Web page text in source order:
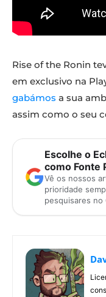
Rise of the Ronin
em exclusivo na
gabámos a sua
assim como o seu
Escolhe o
como Fonte
Vê os nossos
prioridade
pesquisares no